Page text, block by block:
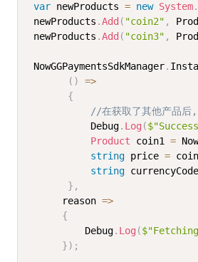
var newProducts = new System.
newProducts .Add ( "coin2" ,
newProducts .Add ( "coin3" ,
NowGGPaymentsSdkManager.
( )
=>
{
//在获取了其他产品后,
           Debug
. Log (
Product coin1 =
string price =
string currencyCode
} ,
      reason
=>
{
          Debug
. Log (
}) ;